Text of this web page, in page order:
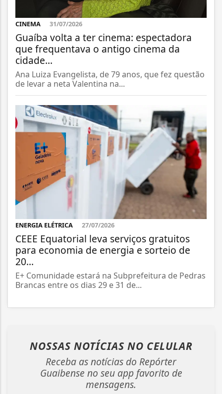
CINEMA 31/07/2026
Guaíba volta a ter cinema: espectadora
que frequentava o antigo cinema da
cidade...
Ana Luiza Evangelista, de 79 anos, que fez questão
de levar a neta Valentina na...
ENERGIA ELÉTRICA 27/07/2026
CEEE Equatorial leva serviços gratuitos
para economia de energia e sorteio de
20...
E+ Comunidade estará na Subprefeitura de Pedras
Brancas entre os dias 29 e 31 de...
NOSSAS NOTÍCIAS NO CELULAR
Receba as notícias do Repórter
Guaibense no seu app favorito de
mensagens.